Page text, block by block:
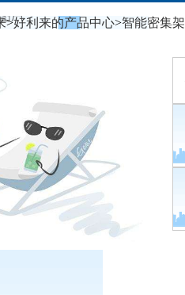
>好利来的产品中心>智能密集架